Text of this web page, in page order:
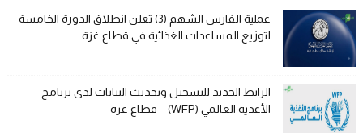
عملية الفارس الشهم (3) تعلن انطلاق الدورة الخامسة
لتوزيع المساعدات الغذائية في قطاع غزة
الرابط الجديد للتسجيل وتحديث البيانات لدى برنامج
الأغذية العالمي (WFP) – قطاع غزة